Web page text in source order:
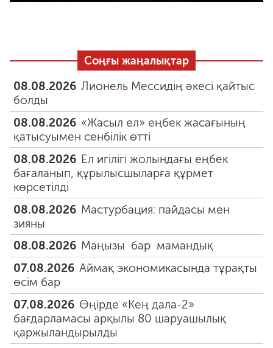
Соңғы жаңалықтар
08.08.2026 Лионель Мессидің әкесі қайтыс
болды
08.08.2026 «Жасыл ел» еңбек жасағының
қатысуымен сенбілік өтті
08.08.2026 Ел игілігі жолындағы еңбек
бағаланып, құрылысшыларға құрмет
көрсетілді
08.08.2026 Мастурбация: пайдасы мен
зияны
08.08.2026 Маңызы бар мамандық
07.08.2026 Аймақ экономикасында тұрақты
өсім бар
07.08.2026 Өңірде «Кең дала-2»
бағдарламасы арқылы 80 шаруашылық
қаржыландырылды